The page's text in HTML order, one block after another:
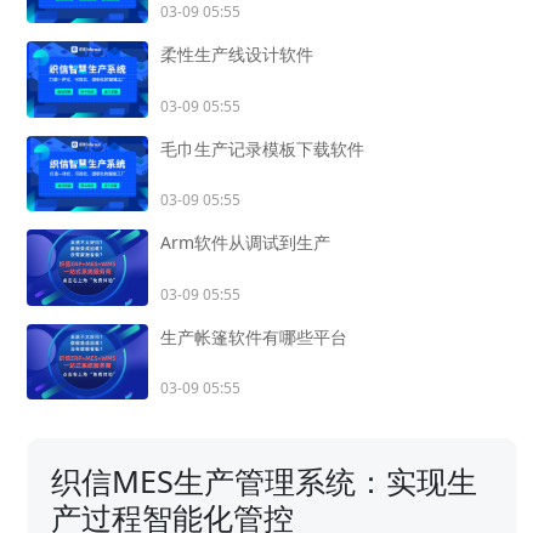
03-09 05:55
柔性生产线设计软件
03-09 05:55
毛巾生产记录模板下载软件
03-09 05:55
Arm软件从调试到生产
03-09 05:55
生产帐篷软件有哪些平台
03-09 05:55
织信MES生产管理系统：实现生
产过程智能化管控